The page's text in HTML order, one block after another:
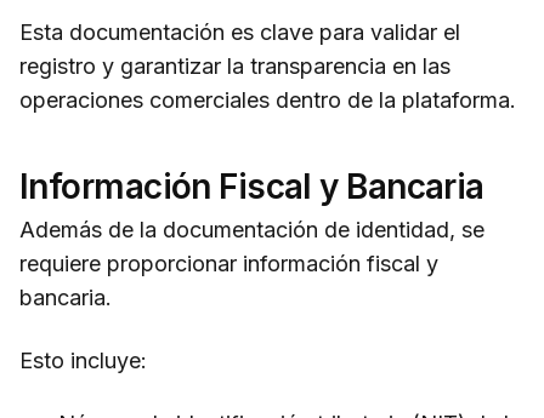
Esta documentación es clave para validar el
registro y garantizar la transparencia en las
operaciones comerciales dentro de la plataforma.
Información Fiscal y Bancaria
Además de la documentación de identidad, se
requiere proporcionar información fiscal y
bancaria.
Esto incluye: